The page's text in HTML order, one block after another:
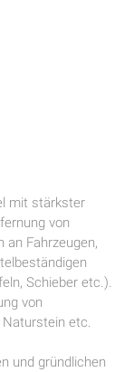
mit stärkster
von
an Fahrzeugen,
Schieber etc.).
von
etc.
und gründlichen